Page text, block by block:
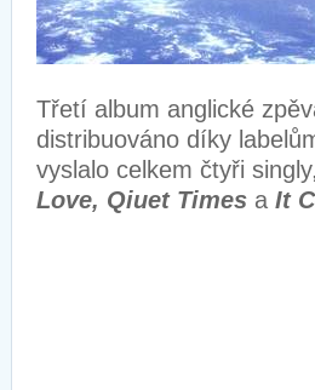
Třetí album anglické
distribuováno díky
vyslalo celkem čtyři singly,
Love, Qiuet Times a It